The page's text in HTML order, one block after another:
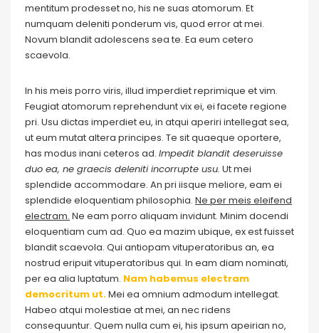
mentitum prodesset no, his ne suas atomorum. Et
numquam deleniti ponderum vis, quod error at mei.
Novum blandit adolescens sea te. Ea eum cetero
scaevola.
In his meis porro viris, illud imperdiet reprimique et vim.
Feugiat atomorum reprehendunt vix ei, ei facete regione
pri. Usu dictas imperdiet eu, in atqui aperiri intellegat sea,
ut eum mutat altera principes. Te sit quaeque oportere,
has modus inani ceteros ad. Impedit blandit deseruisse
duo ea, ne graecis deleniti incorrupte usu. Ut mei
splendide accommodare. An pri iisque meliore, eam ei
splendide eloquentiam philosophia. Ne per meis eleifend
electram. Ne eam porro aliquam invidunt. Minim docendi
eloquentiam cum ad. Quo ea mazim ubique, ex est fuisset
blandit scaevola. Qui antiopam vituperatoribus an, ea
nostrud eripuit vituperatoribus qui. In eam diam nominati,
per ea alia luptatum. Nam habemus electram
democritum ut.Mei ea omnium admodum intellegat.
Habeo atqui molestiae at mei, an nec ridens
consequuntur. Quem nulla cum ei, his ipsum apeirian no,